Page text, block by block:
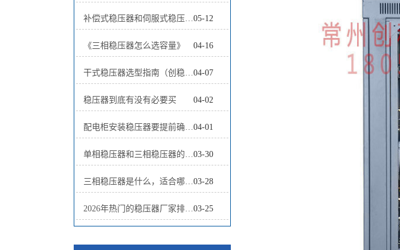
补偿式稳压器和伺服式稳压器哪个好05-12
《三相稳压器怎么选容量》 04-16
干式稳压器选型指南（创稳电气 2026版）04-07
稳压器到底有没有必要买 04-02
配电柜安装稳压器要提前确认哪些问题04-01
单相稳压器和三相稳压器的区别及选型指南03-30
三相稳压器是什么，适合哪些工厂使用？03-28
2026年热门的稳压器厂家排名前十有哪些？最新榜单解读03-25